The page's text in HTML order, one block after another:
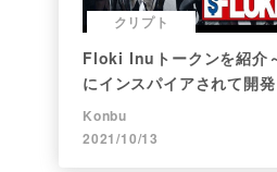
クリプト
Floki Inuトークンを紹介
にインスパイアされて開発
Konbu
2021/10/13